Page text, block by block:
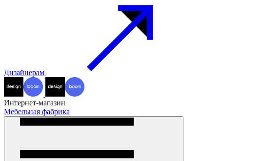
Дизайнерам
Интернет-магазин
Мебельная фабрика